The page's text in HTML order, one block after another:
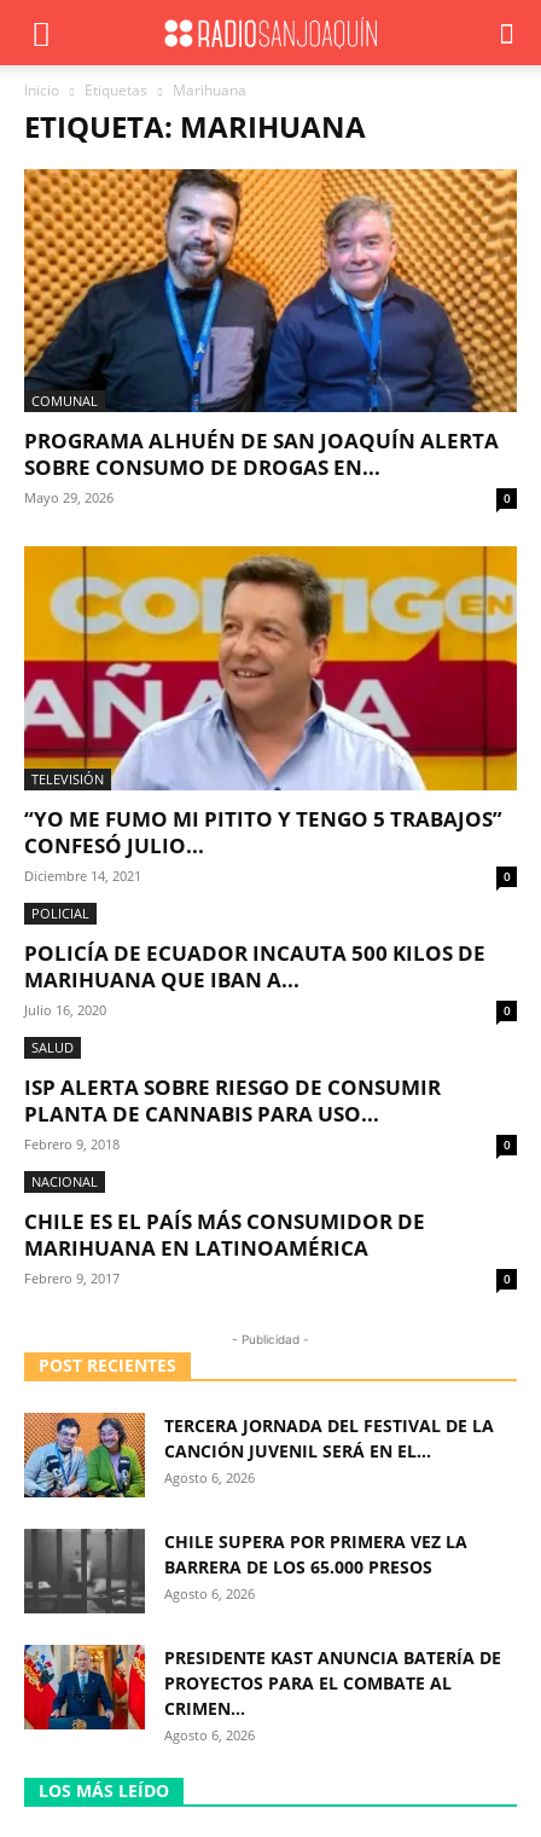
Inicio Etiquetas Marihuana
ETIQUETA: MARIHUANA
COMUNAL
PROGRAMA ALHUÉN DE SAN JOAQUÍN ALERTA
SOBRE CONSUMO DE DROGAS EN...
Mayo 29, 2026 0
TELEVISIÓN
“YO ME FUMO MI PITITO Y TENGO 5 TRABAJOS”
CONFESÓ JULIO...
Diciembre 14, 2021 0
POLICIAL
POLICÍA DE ECUADOR INCAUTA 500 KILOS DE
MARIHUANA QUE IBAN A...
Julio 16, 2020 0
SALUD
ISP ALERTA SOBRE RIESGO DE CONSUMIR
PLANTA DE CANNABIS PARA USO...
Febrero 9, 2018 0
NACIONAL
CHILE ES EL PAÍS MÁS CONSUMIDOR DE
MARIHUANA EN LATINOAMÉRICA
Febrero 9, 2017 0
- Publicidad -
POST RECIENTES
TERCERA JORNADA DEL FESTIVAL DE LA
CANCIÓN JUVENIL SERÁ EN EL...
Agosto 6, 2026
CHILE SUPERA POR PRIMERA VEZ LA
BARRERA DE LOS 65.000 PRESOS
Agosto 6, 2026
PRESIDENTE KAST ANUNCIA BATERÍA DE
PROYECTOS PARA EL COMBATE AL
CRIMEN...
Agosto 6, 2026
LOS MÁS LEÍDO